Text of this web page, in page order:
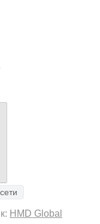
HMD Global